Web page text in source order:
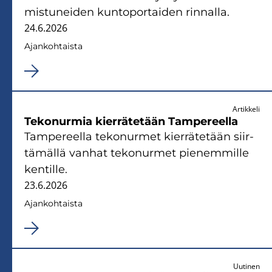
mis­tu­nei­den kun­to­por­tai­den rin­nal­la.
24.6.2026
Ajan­koh­tais­ta
Artikkeli
Te­ko­nur­mia kier­rä­te­tään Tam­pe­reel­la
Tam­pe­reel­la te­ko­nur­met kier­rä­te­tään siir­
tä­mäl­lä van­hat te­ko­nur­met pie­nem­mil­le
ken­til­le.
23.6.2026
Ajan­koh­tais­ta
Uutinen